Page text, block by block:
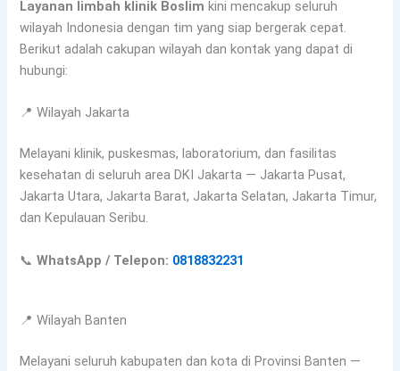
Layanan limbah klinik Boslim kini mencakup seluruh
wilayah Indonesia dengan tim yang siap bergerak cepat.
Berikut adalah cakupan wilayah dan kontak yang dapat di
hubungi:
📍 Wilayah Jakarta
Melayani klinik, puskesmas, laboratorium, dan fasilitas
kesehatan di seluruh area DKI Jakarta — Jakarta Pusat,
Jakarta Utara, Jakarta Barat, Jakarta Selatan, Jakarta Timur,
dan Kepulauan Seribu.
📞WhatsApp / Telepon: 0818832231
📍 Wilayah Banten
Melayani seluruh kabupaten dan kota di Provinsi Banten —